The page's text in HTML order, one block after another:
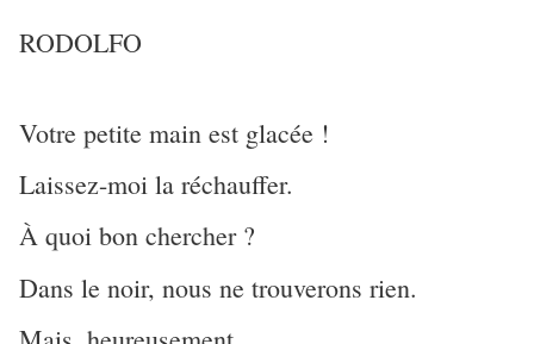
RODOLFO
Votre petite main est glacée !
Laissez-moi la réchauffer.
À quoi bon chercher ?
Dans le noir, nous ne trouverons rien.